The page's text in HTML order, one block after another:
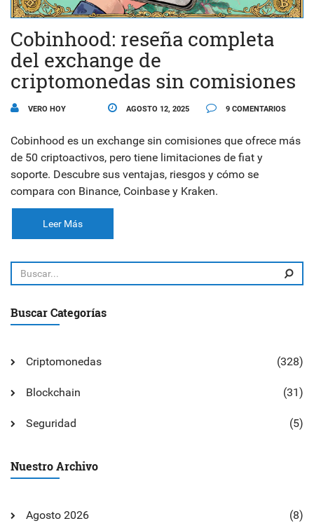
Cobinhood: reseña completa
del exchange de
criptomonedas sin comisiones
VERO HOY AGOSTO 12, 2025 9 COMENTARIOS
Cobinhood es un exchange sin comisiones que ofrece más
de 50 criptoactivos, pero tiene limitaciones de fiat y
soporte. Descubre sus ventajas, riesgos y cómo se
compara con Binance, Coinbase y Kraken.
Leer Más
Buscar Categorías
Criptomonedas (328)
Blockchain (31)
Seguridad (5)
Nuestro Archivo
Agosto 2026 (8)